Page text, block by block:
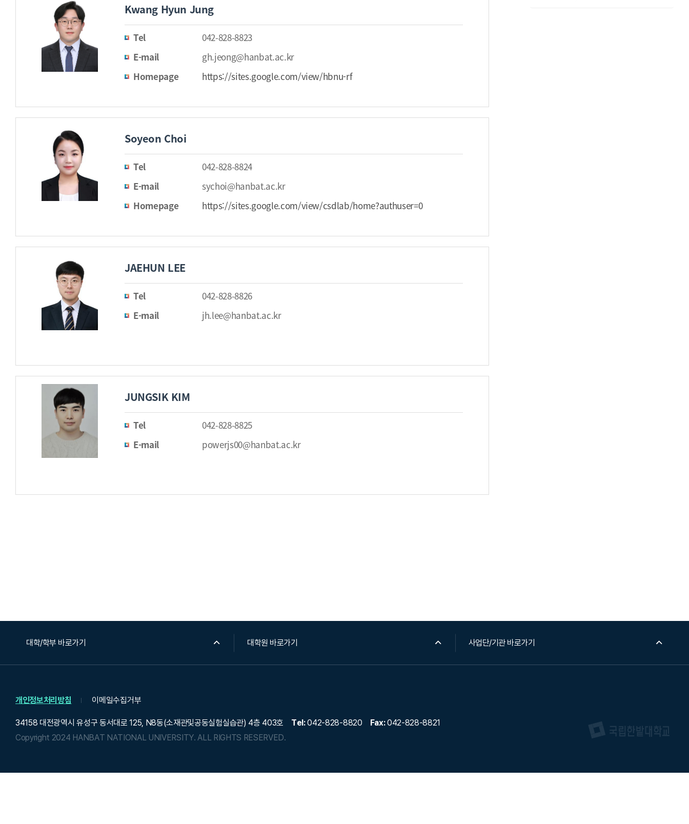
Kwang Hyun Jung
Tel
042-828-8823
E-mail
gh.jeong@hanbat.ac.kr
Homepage
https://sites.google.com/view/hbnu-rf
Soyeon Choi
Tel
042-828-8824
E-mail
sychoi@hanbat.ac.kr
Homepage
https://sites.google.com/view/csdlab/home?authuser=0
JAEHUN LEE
Tel
042-828-8826
E-mail
jh.lee@hanbat.ac.kr
JUNGSIK KIM
Tel
042-828-8825
E-mail
powerjs00@hanbat.ac.kr
대학/학부 바로가기 대학원 바로가기 사업단/기관 바로가기
개인정보처리방침 이메일수집거부
34158 대전광역시 유성구 동서대로 125, N8동(소재관및공동실험실습관) 4층 403호 Tel:042-828-8820 Fax:042-828-8821
Copyright 2024 HANBAT NATIONAL UNIVERSITY.ALL RIGHTS RESERVED.